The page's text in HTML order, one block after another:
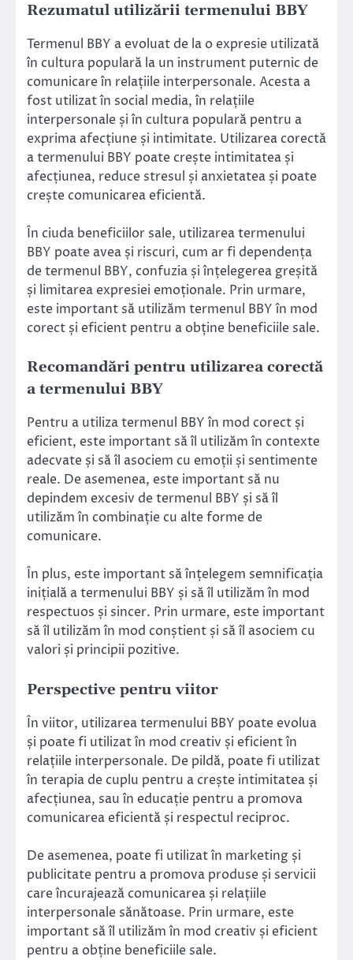
Rezumatul utilizării termenului BBY
Termenul BBY a evoluat de la o expresie utilizată
în cultura populară la un instrument puternic de
comunicare în relațiile interpersonale. Acesta a
fost utilizat în social media, în relațiile
interpersonale și în cultura populară pentru a
exprima afecțiune și intimitate. Utilizarea corectă
a termenului BBY poate crește intimitatea și
afecțiunea, reduce stresul și anxietatea și poate
crește comunicarea eficientă.
În ciuda beneficiilor sale, utilizarea termenului
BBY poate avea și riscuri, cum ar fi dependența
de termenul BBY, confuzia și înțelegerea greșită
și limitarea expresiei emoționale. Prin urmare,
este important să utilizăm termenul BBY în mod
corect și eficient pentru a obține beneficiile sale.
Recomandări pentru utilizarea corectă
a termenului BBY
Pentru a utiliza termenul BBY în mod corect și
eficient, este important să îl utilizăm în contexte
adecvate și să îl asociem cu emoții și sentimente
reale. De asemenea, este important să nu
depindem excesiv de termenul BBY și să îl
utilizăm în combinație cu alte forme de
comunicare.
În plus, este important să înțelegem semnificația
inițială a termenului BBY și să îl utilizăm în mod
respectuos și sincer. Prin urmare, este important
să îl utilizăm în mod conștient și să îl asociem cu
valori și principii pozitive.
Perspective pentru viitor
În viitor, utilizarea termenului BBY poate evolua
și poate fi utilizat în mod creativ și eficient în
relațiile interpersonale. De pildă, poate fi utilizat
în terapia de cuplu pentru a crește intimitatea și
afecțiunea, sau în educație pentru a promova
comunicarea eficientă și respectul reciproc.
De asemenea, poate fi utilizat în marketing și
publicitate pentru a promova produse și servicii
care încurajează comunicarea și relațiile
interpersonale sănătoase. Prin urmare, este
important să îl utilizăm în mod creativ și eficient
pentru a obține beneficiile sale.